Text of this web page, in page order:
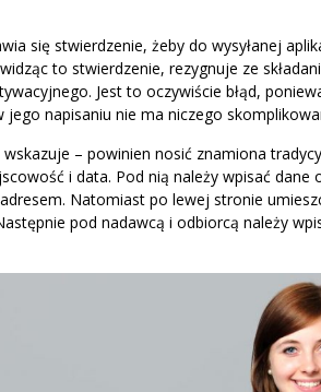
się stwierdzenie, żeby do wysyłanej
to stwierdzenie, rezygnuje ze
Jest to oczywiście błąd,
napisaniu nie ma niczego
– powinien nosić znamiona
i data. Pod nią należy wpisać
Natomiast po lewej stronie
pod nadawcą i odbiorcą należy